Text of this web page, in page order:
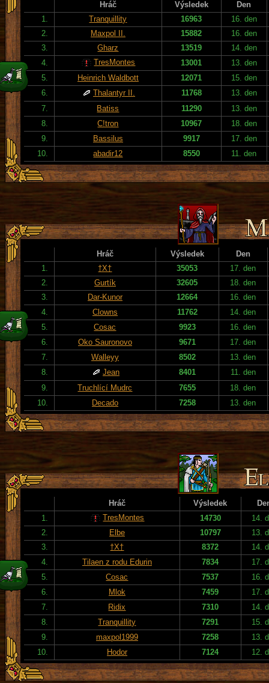
Hráč Výsledek
Den
1.
Tranquillity 16963
16. den
2.
Maxpol II. 15882
16. den
3.
Gharz 13519
14. den
4.
TresMontes 13001
13. den
5.
Heinrich Waldbott 12071
15. den
6.
Thalantyr II. 11768
13. den
7.
Batiss 11290
13. den
8.
C!tron 10967
18. den
9.
Bassilus 9917
17. den
10.
abadir12 8550 11. den
Hráč Výsledek
Den
1.
†X† 35053
17. den
2.
Gurtík 32605
18. den
3.
Dar-Kunor 12664
16. den
4.
Clowns 11762
14. den
5.
Cosac 9923
16. den
6.
Oko Sauronovo 9671
17. den
7.
Walleyy 8502
13. den
8.
Jean 8401
11. den
9.
Truchlící Mudrc 7655
18. den
10.
Decado 7258 13. den
Hráč Výsledek
1.
TresMontes 14730
14.
2.
Elbe 10797
13.
3.
†X† 8372
14.
4.
Tilaen z rodu Edurin 7834
17.
5.
Cosac 7537
16.
6.
Mlok 7459
17.
7.
Ridix 7310
14.
8.
Tranquillity 7291
15.
9.
maxpol1999 7258
13.
10.
Hodor 7124 12.